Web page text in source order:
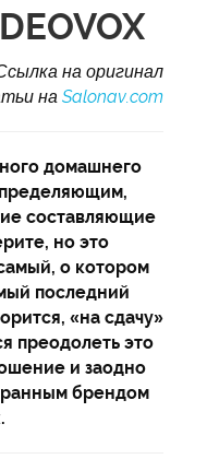
на оригинал
на Salonav.com
домашнего
составляющие
но это
о котором
последний
«на сдачу»
преодолеть это
и заодно
брендом